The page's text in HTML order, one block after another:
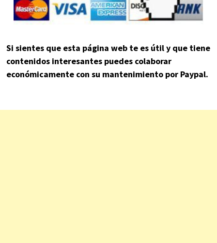
Si sientes que esta página web te es útil y que tiene
contenidos interesantes puedes colaborar
económicamente con su mantenimiento por Paypal.